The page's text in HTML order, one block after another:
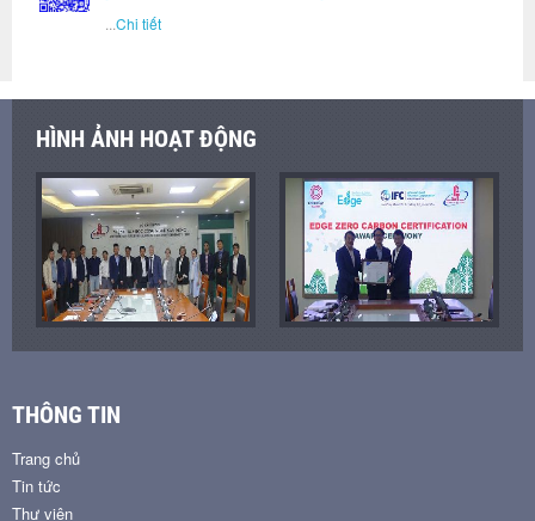
Chi tiết
HÌNH ẢNH HOẠT ĐỘNG
THÔNG TIN
Trang chủ
Tin tức
Thư viện